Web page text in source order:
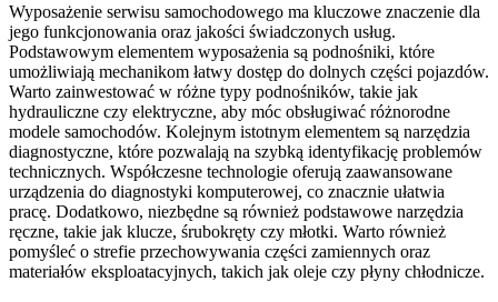
Wyposażenie serwisu samochodowego ma kluczowe znaczenie dla
jego funkcjonowania oraz jakości świadczonych usług.
Podstawowym elementem wyposażenia są podnośniki, które
umożliwiają mechanikom łatwy dostęp do dolnych części pojazdów.
Warto zainwestować w różne typy podnośników, takie jak
hydrauliczne czy elektryczne, aby móc obsługiwać różnorodne
modele samochodów. Kolejnym istotnym elementem są narzędzia
diagnostyczne, które pozwalają na szybką identyfikację problemów
technicznych. Współczesne technologie oferują zaawansowane
urządzenia do diagnostyki komputerowej, co znacznie ułatwia
pracę. Dodatkowo, niezbędne są również podstawowe narzędzia
ręczne, takie jak klucze, śrubokręty czy młotki. Warto również
pomyśleć o strefie przechowywania części zamiennych oraz
materiałów eksploatacyjnych, takich jak oleje czy płyny chłodnicze.